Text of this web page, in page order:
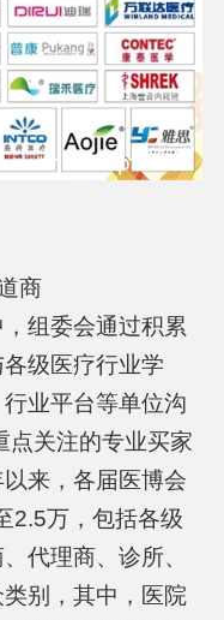
商
组委会通过积累
级医疗行业学
业平台等单位沟
点关注的专业买家
来，各届医博会
2.5万，包括各级
代理商、诊所、
别，其中，医院